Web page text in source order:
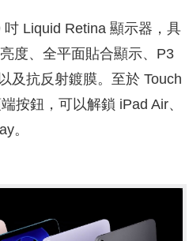
Liquid Retina 顯示器，具
度、全平面貼合顯示、P3
及抗反射鍍膜。至於 Touch
按鈕，可以解鎖 iPad Air、
。